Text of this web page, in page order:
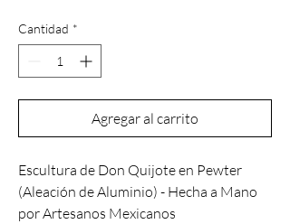
Cantidad *
Agregar al carrito
Escultura de Don Quijote en Pewter
(Aleación de Aluminio) - Hecha a Mano
por Artesanos Mexicanos